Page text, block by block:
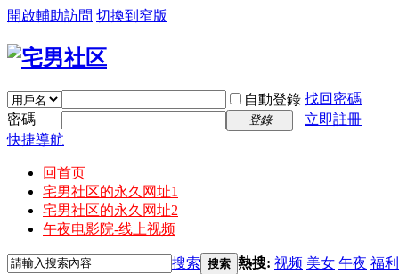
開啟輔助訪問 切換到窄版
自動登錄 找回密碼
密碼
登錄
立即註冊
快捷導航
回首页
宅男社区的永久网址1
宅男社区的永久网址2
午夜电影院-线上视频
搜索 搜索 熱搜: 视频 美女 午夜 福利